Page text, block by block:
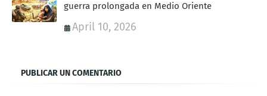
guerra prolongada en Medio Oriente
April 10, 2026
PUBLICAR UN COMENTARIO